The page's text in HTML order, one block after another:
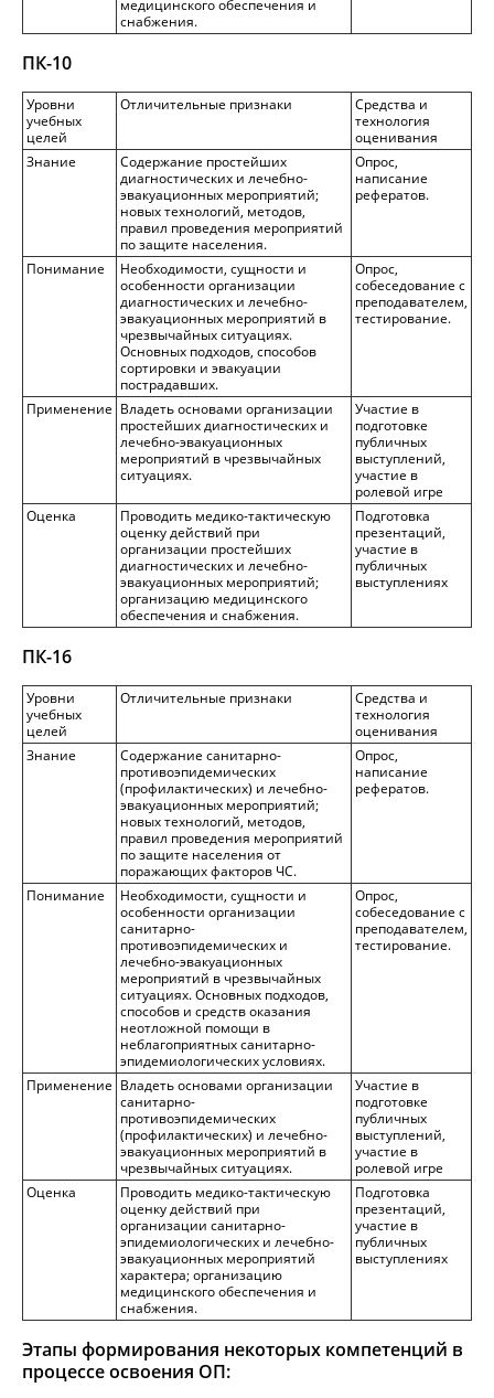
медицинского обеспечения и
снабжения.
ПК-10
Уровни
учебных
целей
Отличительные признаки
Средства и
технология
оценивания
Знание
Содержание простейших
диагностических и лечебно-
эвакуационных мероприятий;
новых технологий, методов,
правил проведения мероприятий
по защите населения.
Опрос,
написание
рефератов.
Понимание
Необходимости, сущности и
особенности организации
диагностических и лечебно-
эвакуационных мероприятий в
чрезвычайных ситуациях.
Основных подходов, способов
сортировки и эвакуации
пострадавших.
Опрос,
собеседование с
преподавателем,
тестирование.
Применение Владеть основами организации
простейших диагностических и
лечебно-эвакуационных
мероприятий в чрезвычайных
ситуациях.
Участие в
подготовке
публичных
выступлений,
участие в
ролевой игре
Оценка
Проводить медико-тактическую
оценку действий при
организации простейших
диагностических и лечебно-
эвакуационных мероприятий;
организацию медицинского
обеспечения и снабжения.
Подготовка
презентаций,
участие в
публичных
выступлениях
ПК-16
Уровни
учебных
целей
Отличительные признаки
Средства и
технология
оценивания
Знание
Содержание санитарно-
противоэпидемических
(профилактических) и лечебно-
эвакуационных мероприятий;
новых технологий, методов,
правил проведения мероприятий
по защите населения от
поражающих факторов ЧС.
Опрос,
написание
рефератов.
Понимание
Необходимости, сущности и
особенности организации
санитарно-
противоэпидемических и
лечебно-эвакуационных
мероприятий в чрезвычайных
ситуациях. Основных подходов,
способов и средств оказания
неотложной помощи в
неблагоприятных санитарно-
эпидемиологических условиях.
Опрос,
собеседование с
преподавателем,
тестирование.
Применение Владеть основами организации
санитарно-
противоэпидемических
(профилактических) и лечебно-
эвакуационных мероприятий в
чрезвычайных ситуациях.
Участие в
подготовке
публичных
выступлений,
участие в
ролевой игре
Оценка
Проводить медико-тактическую
оценку действий при
организации санитарно-
эпидемиологических и лечебно-
эвакуационных мероприятий
характера; организацию
медицинского обеспечения и
снабжения.
Подготовка
презентаций,
участие в
публичных
выступлениях
Этапы формирования некоторых компетенций в
процессе освоения ОП: